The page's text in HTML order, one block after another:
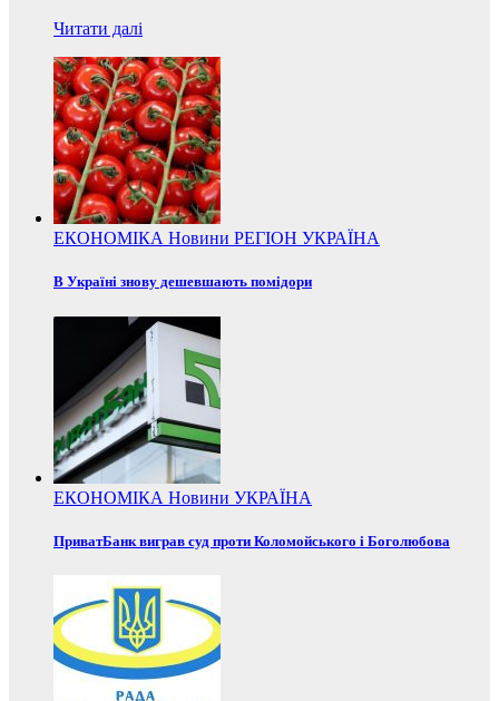
Читати далі
ЕКОНОМІКА Новини РЕГІОН УКРАЇНА
В Україні знову дешевшають помідори
ЕКОНОМІКА Новини УКРАЇНА
ПриватБанк виграв суд проти Коломойського і Боголюбова